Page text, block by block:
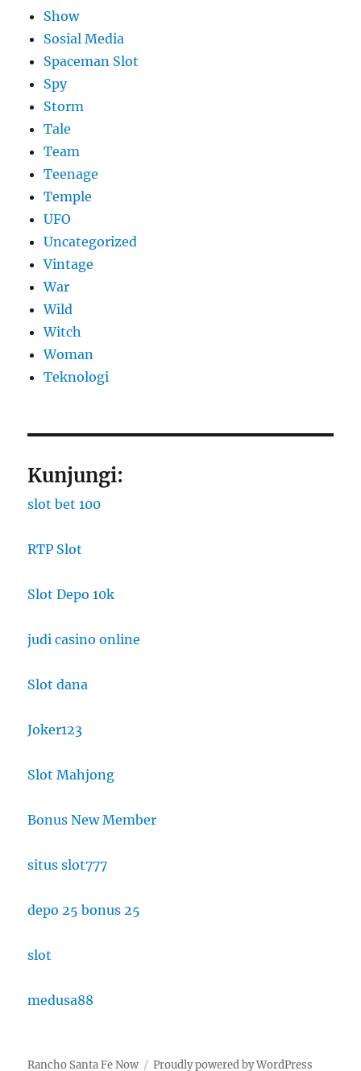
Show
Sosial Media
Spaceman Slot
Spy
Storm
Tale
Team
Teenage
Temple
UFO
Uncategorized
Vintage
War
Wild
Witch
Woman
​Teknologi
Kunjungi:
slot bet 100
RTP Slot
Slot Depo 10k
judi casino online
Slot dana
Joker123
Slot Mahjong
Bonus New Member
situs slot777
depo 25 bonus 25
slot
medusa88
Rancho Santa Fe Now Proudly powered by WordPress